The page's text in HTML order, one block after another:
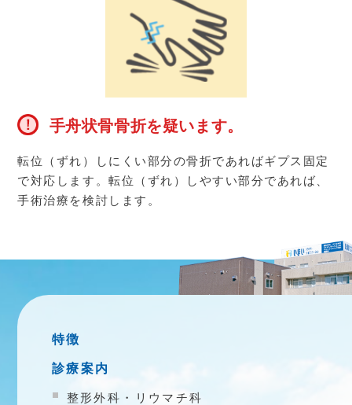
手舟状骨骨折を疑います。
転位（ずれ）しにくい部分の骨折であればギプス固定
で対応します。転位（ずれ）しやすい部分であれば、
手術治療を検討します。
特徴
診療案内
整形外科・リウマチ科